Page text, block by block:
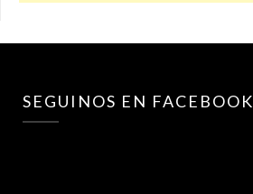
SEGUINOS EN FACEBOOK